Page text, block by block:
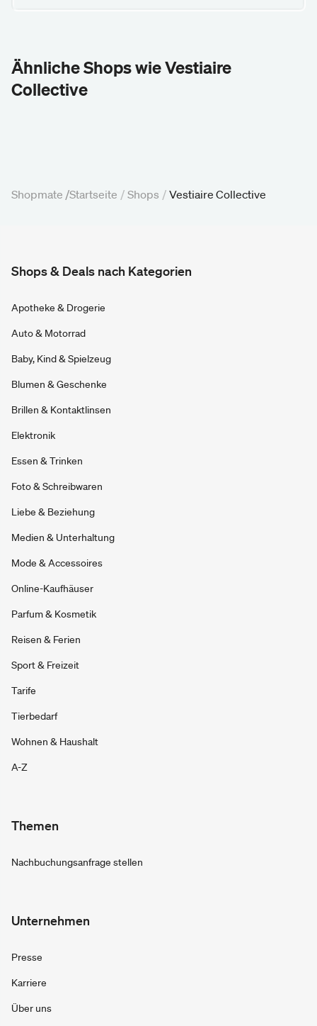
Ähnliche Shops wie Vestiaire
Collective
Shopmate /Startseite / Shops / Vestiaire Collective
Shops & Deals nach Kategorien
Apotheke & Drogerie
Auto & Motorrad
Baby, Kind & Spielzeug
Blumen & Geschenke
Brillen & Kontaktlinsen
Elektronik
Essen & Trinken
Foto & Schreibwaren
Liebe & Beziehung
Medien & Unterhaltung
Mode & Accessoires
Online-Kaufhäuser
Parfum & Kosmetik
Reisen & Ferien
Sport & Freizeit
Tarife
Tierbedarf
Wohnen & Haushalt
A-Z
Themen
Nachbuchungsanfrage stellen
Unternehmen
Presse
Karriere
Über uns